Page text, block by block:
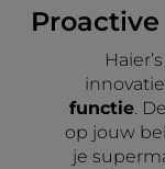
functie.
op jouw
je